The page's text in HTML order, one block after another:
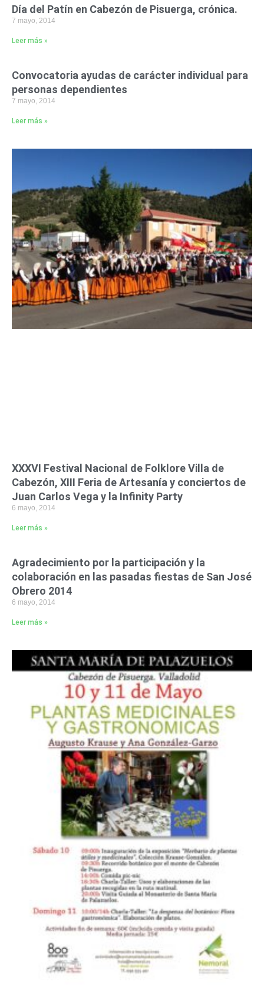
Día del Patín en Cabezón de Pisuerga, crónica.
7 mayo, 2014
Leer más »
Convocatoria ayudas de carácter individual para
personas dependientes
7 mayo, 2014
Leer más »
XXXVI Festival Nacional de Folklore Villa de
Cabezón, XIII Feria de Artesanía y conciertos de
Juan Carlos Vega y la Infinity Party
6 mayo, 2014
Leer más »
Agradecimiento por la participación y la
colaboración en las pasadas fiestas de San José
Obrero 2014
6 mayo, 2014
Leer más »